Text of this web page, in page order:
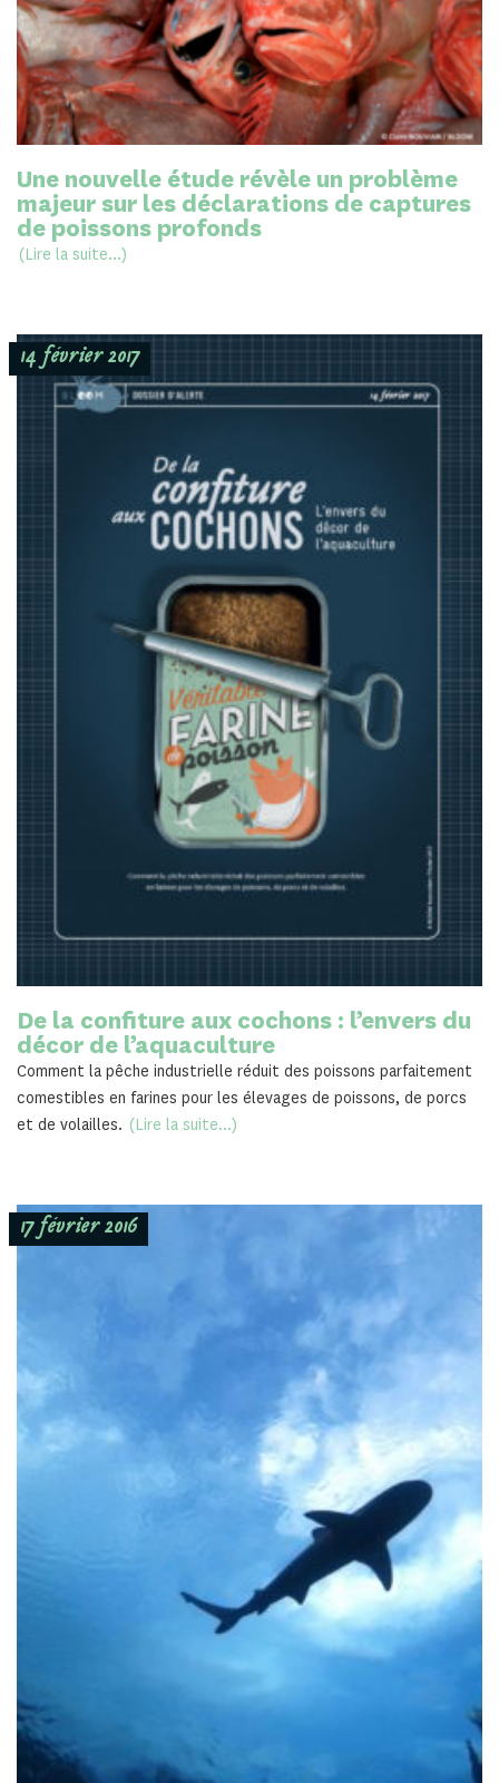
Une nouvelle étude révèle un problème
majeur sur les déclarations de captures
de poissons profonds
(Lire la suite...)
14 février 2017
De la confiture aux cochons : l’envers du
décor de l’aquaculture
Comment la pêche industrielle réduit des poissons parfaitement
comestibles en farines pour les élevages de poissons, de porcs
et de volailles. (Lire la suite...)
17 février 2016